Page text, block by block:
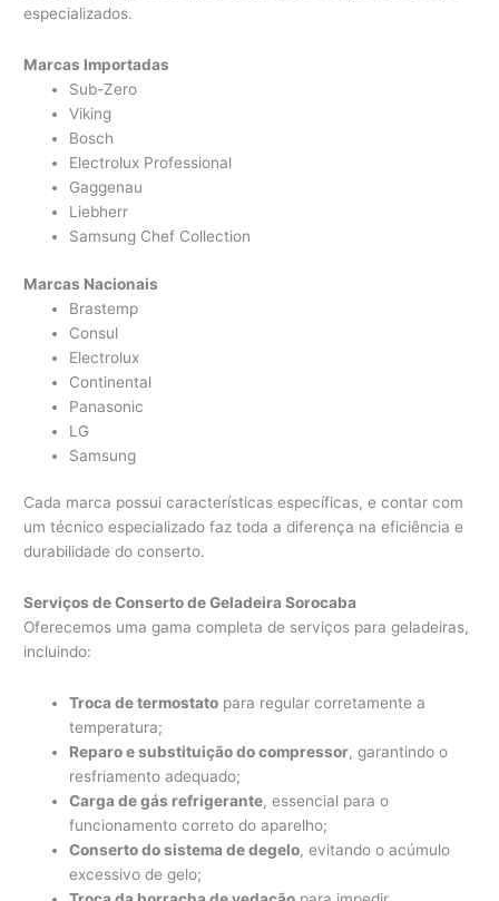
especializados.
Marcas Importadas
Sub-Zero
Viking
Bosch
Electrolux Professional
Gaggenau
Liebherr
Samsung Chef Collection
Marcas Nacionais
Brastemp
Consul
Electrolux
Continental
Panasonic
LG
Samsung
Cada marca possui características específicas, e contar com
um técnico especializado faz toda a diferença na eficiência e
durabilidade do conserto.
Serviços de Conserto de Geladeira Sorocaba
Oferecemos uma gama completa de serviços para geladeiras,
incluindo:
Troca de termostato para regular corretamente a
temperatura;
Reparo e substituição do compressor, garantindo o
resfriamento adequado;
Carga de gás refrigerante, essencial para o
funcionamento correto do aparelho;
Conserto do sistema de degelo, evitando o acúmulo
excessivo de gelo;